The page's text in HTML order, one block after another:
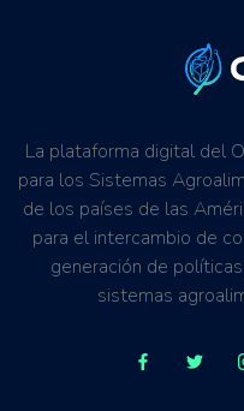
La plataforma digital del
para los Sistemas
de los países de las
para el intercambio de
generación de
sistemas